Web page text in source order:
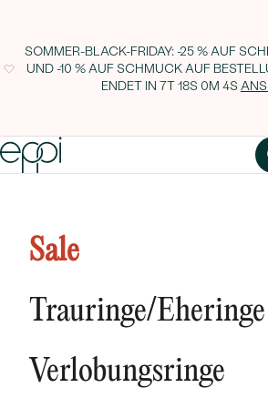
SOMMER-BLACK-FRIDAY: -25 % AUF
UND -10 % AUF SCHMUCK AUF
ENDET IN 7T 18S 0M 4S
Sale
Trauringe/Eheringe
NEUHEITEN
Verlobungsringe